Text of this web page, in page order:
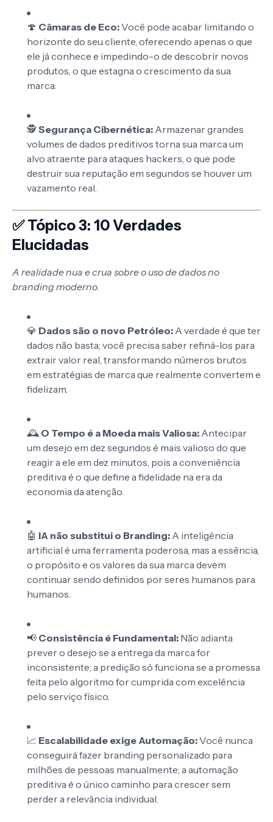
🍄 Câmaras de Eco:Você pode acabar limitando o
horizonte do seu cliente, oferecendo apenas o que
ele já conhece e impedindo-o de descobrir novos
produtos, o que estagna o crescimento da sua
marca.
🕵️Segurança Cibernética: Armazenar grandes
volumes de dados preditivos torna sua marca um
alvo atraente para ataques hackers, o que pode
destruir sua reputação em segundos se houver um
vazamento real.
✅ Tópico 3: 10 Verdades
Elucidadas
A realidade nua e crua sobre o uso de dados no
branding moderno.
💎 Dados são o novo Petróleo: A verdade é que ter
dados não basta; você precisa saber refiná-los para
extrair valor real, transformando números brutos
em estratégias de marca que realmente convertem e
fidelizam.
🕰️ O Tempo é a Moeda mais Valiosa: Antecipar
um desejo em dez segundos é mais valioso do que
reagir a ele em dez minutos, pois a conveniência
preditiva é o que define a fidelidade na era da
economia da atenção.
🤖 IA não substitui o Branding: A inteligência
artificial é uma ferramenta poderosa, mas a essência,
o propósito e os valores da sua marca devem
continuar sendo definidos por seres humanos para
humanos.
📢 Consistência é Fundamental: Não adianta
prever o desejo se a entrega da marca for
inconsistente; a predição só funciona se a promessa
feita pelo algoritmo for cumprida com excelência
pelo serviço físico.
📈 Escalabilidade exige Automação:Você nunca
conseguirá fazer branding personalizado para
milhões de pessoas manualmente; a automação
preditiva é o único caminho para crescer sem
perder a relevância individual.